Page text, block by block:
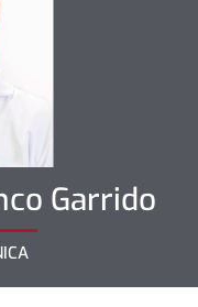
Garrido